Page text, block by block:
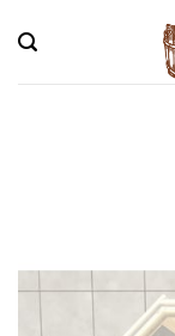
Inhalt
springen